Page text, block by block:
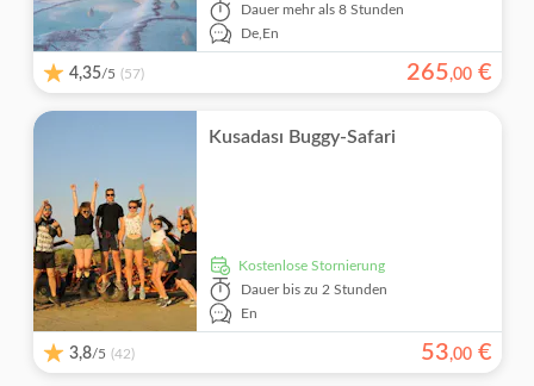
Dauer mehr als 8 Stunden
De,En
4,35/5 (57) 265,00 €
Kusadası Buggy-Safari
kostenlose Stornierung
Dauer bis zu 2 Stunden
En
3,8/5 (42) 53,00 €